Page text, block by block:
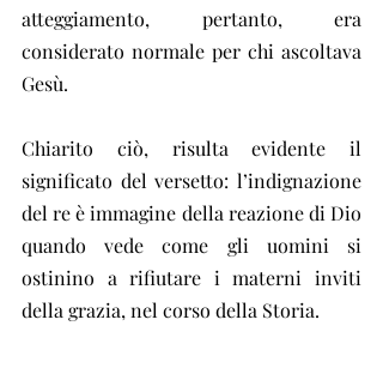
atteggiamento, pertanto, era
considerato normale per chi ascoltava
Gesù.
Chiarito ciò, risulta evidente il
significato del versetto: l’indignazione
del re è immagine della reazione di Dio
quando vede come gli uomini si
ostinino a rifiutare i materni inviti
della grazia, nel corso della Storia.